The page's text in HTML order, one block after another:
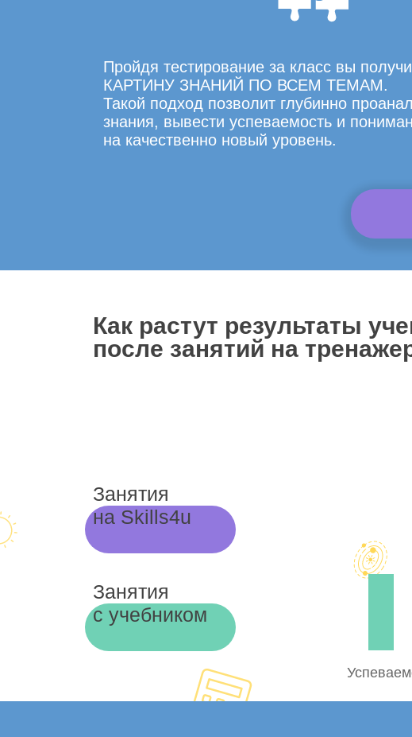
Пройдя тестирование за класс вы
КАРТИНУ ЗНАНИЙ ПО ВСЕМ ТЕМАМ.
Такой подход позволит глубинно
знания, вывести успеваемость и
на качественно новый уровень.
Как растут результаты
после занятий на
Занятия
на Skills4u
Занятия
с учебником